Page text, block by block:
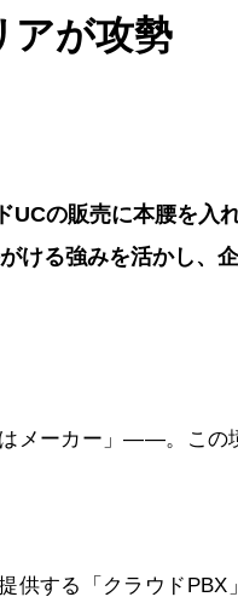
アが攻勢
の販売に本腰を入
ける強みを活かし、
メーカー」――。この
供する「クラウド